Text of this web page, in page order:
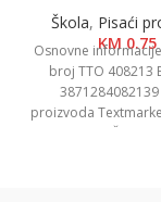
Škola, Pisaći
KM0.75
Osnovne
broj TTO 408213
proizvoda
1/1, Neon Žuta